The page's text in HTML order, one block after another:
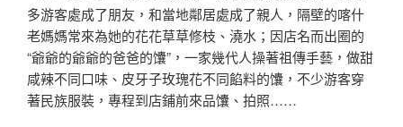
多游客處成了朋友，和當地鄰居處成了親人，隔壁的喀什
老媽媽常來為她的花花草草修枝、澆水；因店名而出圈的
“爺爺的爺爺的爸爸的馕”，一家幾代人操著祖傳手藝，做甜
咸辣不同口味、皮牙子玫瑰花不同餡料的馕，不少游客穿
著民族服裝，專程到店鋪前來品馕、拍照……